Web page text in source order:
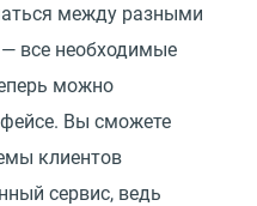
между разными
все необходимые
можно
Вы сможете
клиентов
сервис, ведь